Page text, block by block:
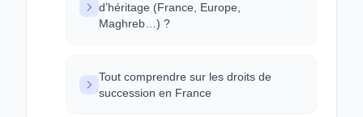
d’héritage (France, Europe,
Maghreb…) ?
Tout comprendre sur les droits de
succession en France